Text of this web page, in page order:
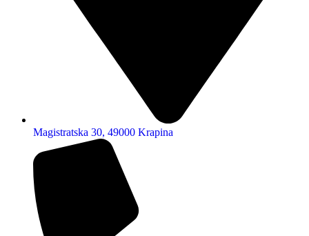
Magistratska 30, 49000 Krapina